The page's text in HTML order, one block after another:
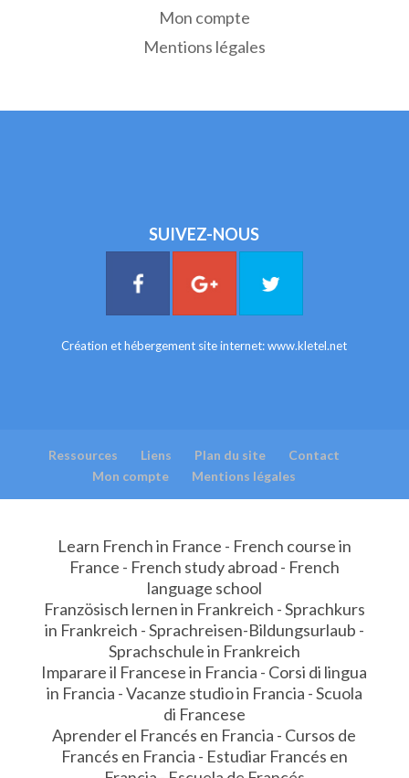
Mon compte
Mentions légales
SUIVEZ-NOUS
Création et hébergement site internet:www.kletel.net
Ressources Liens Plan du site
Contact
Mon compte
Mentions légales
Learn French in France - French course in
France - French study abroad - French
language school
Französisch lernen in Frankreich - Sprachkurs
in Frankreich - Sprachreisen-Bildungsurlaub -
Sprachschule in Frankreich
Imparare il Francese in Francia - Corsi di lingua
in Francia - Vacanze studio in Francia - Scuola
di Francese
Aprender el Francés en Francia - Cursos de
Francés en Francia - Estudiar Francés en